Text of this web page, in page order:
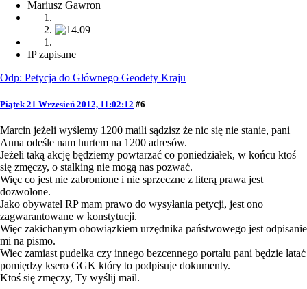
Mariusz Gawron
IP zapisane
Odp: Petycja do Głównego Geodety Kraju
Piątek 21 Wrzesień 2012, 11:02:12 #6
Marcin jeżeli wyślemy 1200 maili sądzisz że nic się nie stanie, pani
Anna odeśle nam hurtem na 1200 adresów.
Jeżeli taką akcję będziemy powtarzać co poniedziałek, w końcu ktoś
się zmęczy, o stalking nie mogą nas pozwać.
Więc co jest nie zabronione i nie sprzeczne z literą prawa jest
dozwolone.
Jako obywatel RP mam prawo do wysyłania petycji, jest ono
zagwarantowane w konstytucji.
Więc zakichanym obowiązkiem urzędnika państwowego jest odpisanie
mi na pismo.
Wiec zamiast pudelka czy innego bezcennego portalu pani będzie latać
pomiędzy ksero GGK który to podpisuje dokumenty.
Ktoś się zmęczy, Ty wyślij mail.